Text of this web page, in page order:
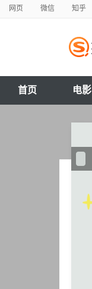
网页 微信 知乎
首页 电影